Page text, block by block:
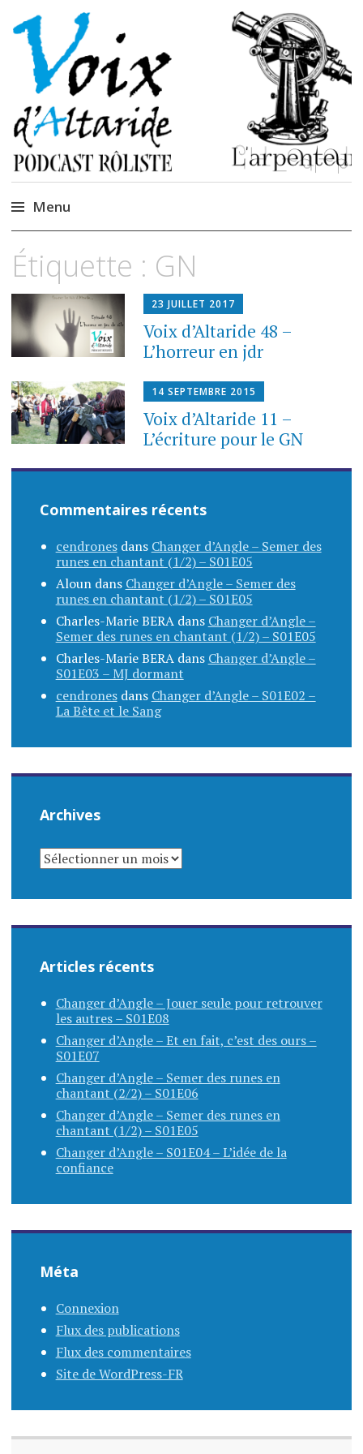
La caverne de
Cendrones
Podcastem et Jidèrenses
Menu
au
contenu
Étiquette : GN
23 JUILLET 2017
Voix d’Altaride 48 –
L’horreur en jdr
14 SEPTEMBRE 2015
Voix d’Altaride 11 –
L’écriture pour le GN
Commentaires récents
cendronesdans Changer d’Angle – Semer des
runes en chantant (1/2) – S01E05
Aloundans Changer d’Angle – Semer des
runes en chantant (1/2) – S01E05
Charles-Marie BERAdans Changer d’Angle –
Semer des runes en chantant (1/2) – S01E05
Charles-Marie BERAdans Changer d’Angle –
S01E03 – MJ dormant
cendronesdans Changer d’Angle – S01E02 –
La Bête et le Sang
Archives
ARCHIVES
Articles récents
Changer d’Angle – Jouer seule pour retrouver
les autres – S01E08
Changer d’Angle – Et en fait, c’est des ours –
S01E07
Changer d’Angle – Semer des runes en
chantant (2/2) – S01E06
Changer d’Angle – Semer des runes en
chantant (1/2) – S01E05
Changer d’Angle – S01E04 – L’idée de la
confiance
Méta
Connexion
Flux des publications
Flux des commentaires
Site de WordPress-FR